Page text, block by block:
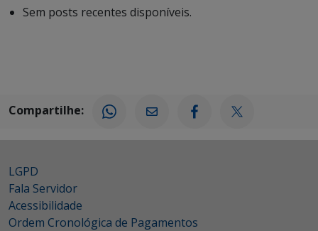
Sem posts recentes disponíveis.
Compartilhe:
LGPD
Fala Servidor
Acessibilidade
Ordem Cronológica de Pagamentos